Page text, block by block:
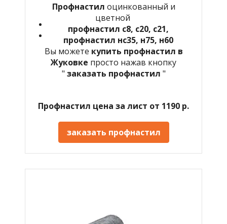
Профнастил оцинкованный и
цветной
профнастил с8, с20, с21,
профнастил нс35, н75, н60
Вы можете купить профнастил в
Жуковке просто нажав кнопку
" заказать профнастил "
Профнастил цена за лист от 1190 р.
заказать профнастил